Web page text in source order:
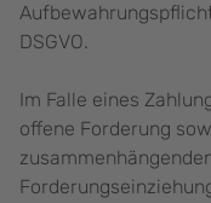
DSGVO.
Im Falle eines
offene Forderung